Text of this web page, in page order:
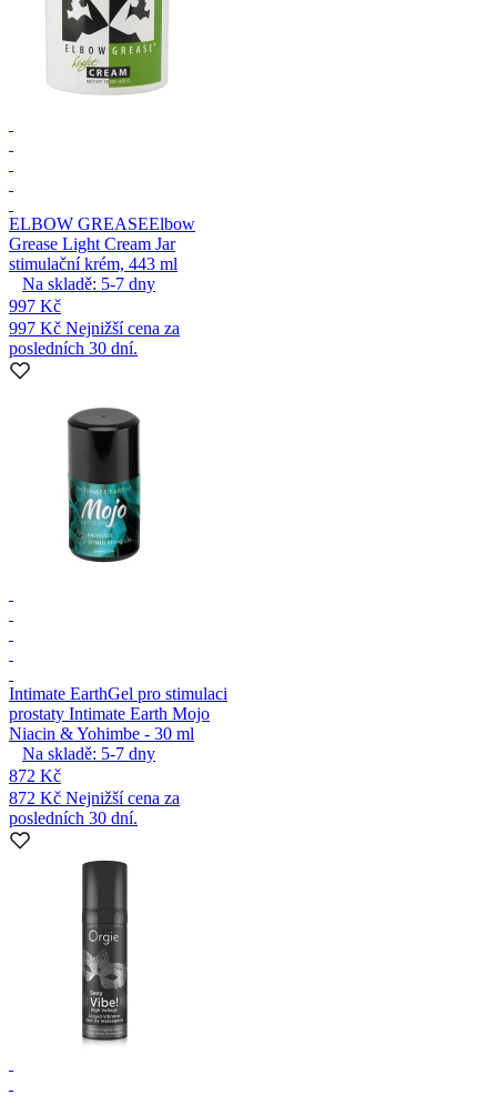
ELBOW GREASEElbow
Grease Light Cream Jar
stimulační krém, 443 ml
Na skladě: 5-7 dny
997 Kč
997 Kč Nejnižší cena za
posledních 30 dní.
Intimate EarthGel pro stimulaci
prostaty Intimate Earth Mojo
Niacin & Yohimbe - 30 ml
Na skladě: 5-7 dny
872 Kč
872 Kč Nejnižší cena za
posledních 30 dní.